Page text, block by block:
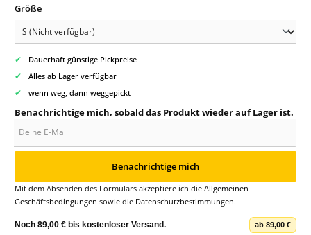
Größeauswählen
✔ Dauerhaft günstige Pickpreise
✔ Alles ab Lager verfügbar
✔ wenn weg, dann weggepickt
Benachrichtige mich, sobald das Produkt wieder auf Lager ist.
Benachrichtige mich
Mit dem Absenden des Formulars akzeptiere ich die Allgemeinen
Geschäftsbedingungen sowie die Datenschutzbestimmungen.
Noch 89,00 € bis kostenloser Versand. ab 89,00 €